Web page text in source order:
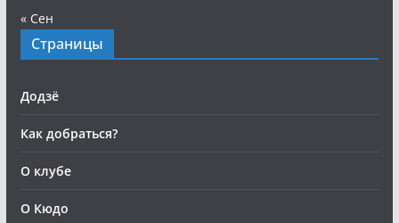
« Сен
Страницы
Додзё
Как добраться?
О клубе
О Кюдо